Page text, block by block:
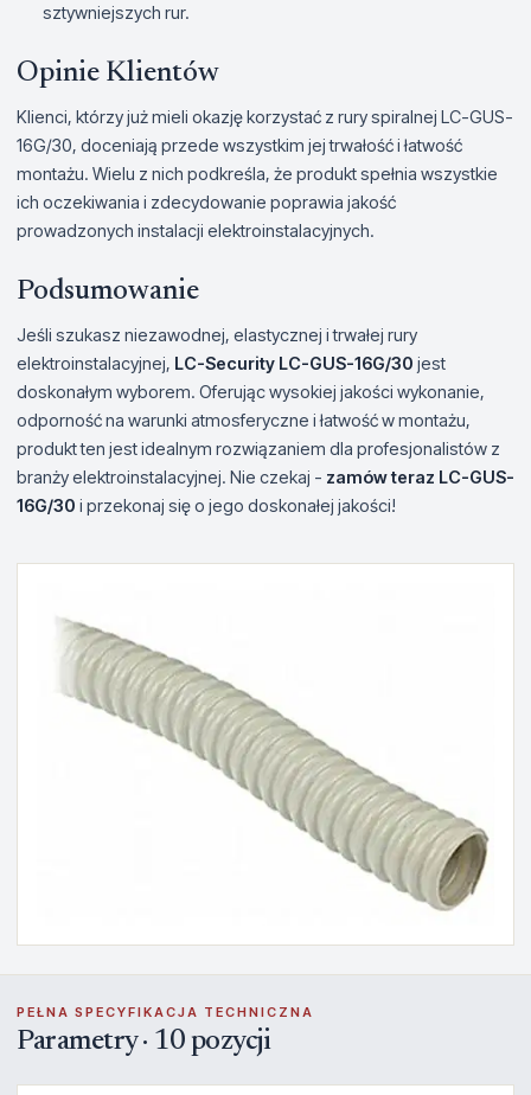
sztywniejszych rur.
Opinie Klientów
Klienci, którzy już mieli okazję korzystać z rury spiralnej LC-GUS-
16G/30, doceniają przede wszystkim jej trwałość i łatwość
montażu. Wielu z nich podkreśla, że produkt spełnia wszystkie
ich oczekiwania i zdecydowanie poprawia jakość
prowadzonych instalacji elektroinstalacyjnych.
Podsumowanie
Jeśli szukasz niezawodnej, elastycznej i trwałej rury
elektroinstalacyjnej, LC-Security LC-GUS-16G/30 jest
doskonałym wyborem. Oferując wysokiej jakości wykonanie,
odporność na warunki atmosferyczne i łatwość w montażu,
produkt ten jest idealnym rozwiązaniem dla profesjonalistów z
branży elektroinstalacyjnej. Nie czekaj - zamów teraz LC-GUS-
16G/30 i przekonaj się o jego doskonałej jakości!
PEŁNA SPECYFIKACJA TECHNICZNA
Parametry · 10 pozycji